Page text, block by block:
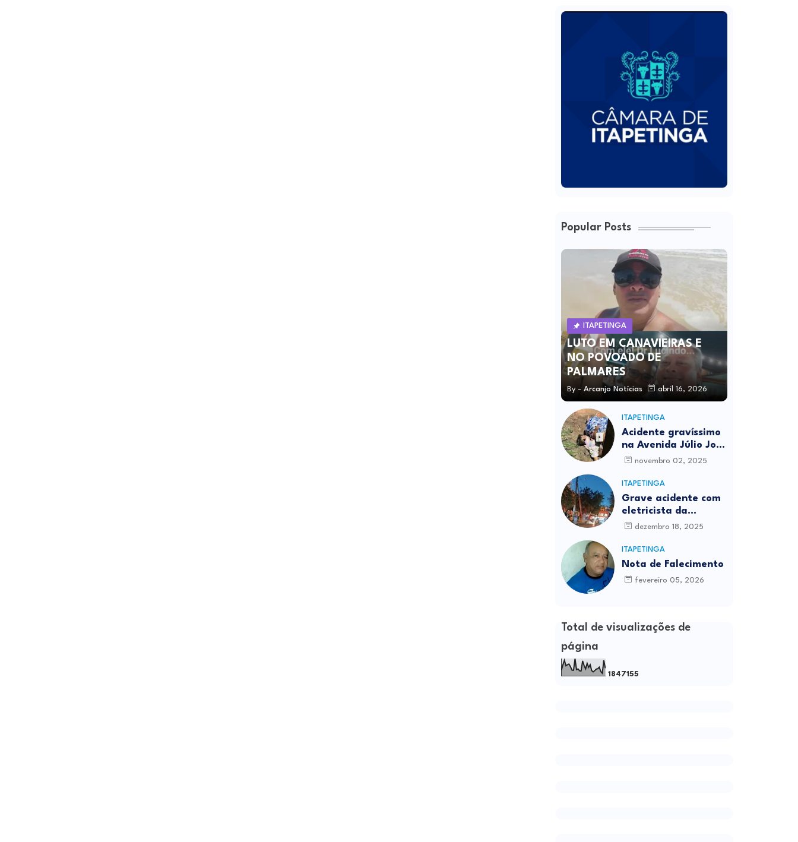
Popular Posts
ITAPETINGA
LUTO EM CANAVIEIRAS E
NO POVOADO DE
PALMARES
By - Arcanjo Notícias abril 16, 2026
ITAPETINGA
Acidente gravíssimo
na Avenida Júlio José
Rodrigues deixa um
novembro 02, 2025
ITAPETINGA
Grave acidente com
eletricista da
Prefeitura é
Itapetinga
dezembro 18, 2025
ITAPETINGA
Nota de Falecimento
fevereiro 05, 2026
Total de visualizações de
página
1 8471 55